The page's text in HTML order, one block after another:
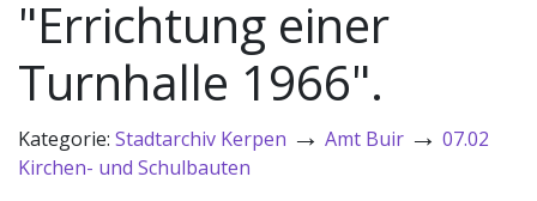
"Errichtung einer
Turnhalle 1966".
Kategorie: Stadtarchiv Kerpen → Amt Buir → 07.02
Kirchen- und Schulbauten